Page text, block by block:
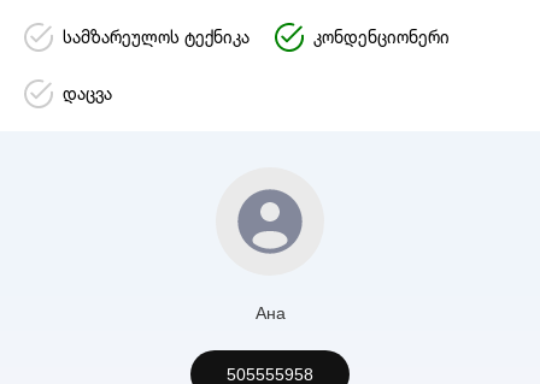
სამზარეულოს ტექნიკა კონდენციონერი
დაცვა
Ана
505555958